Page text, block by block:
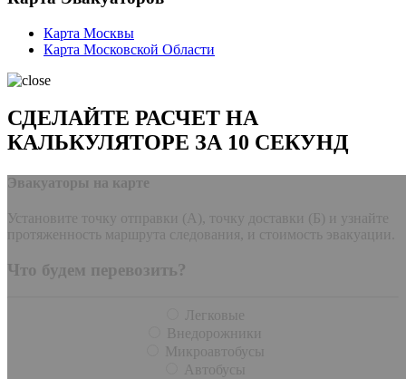
Карта Москвы
Карта Московской Области
СДЕЛАЙТЕ РАСЧЕТ НА
КАЛЬКУЛЯТОРЕ ЗА 10 СЕКУНД
Эвакуаторы на карте
Установите точку отправки (А), точку доставки (Б) и узнайте
протяженность маршрута следования, и стоимость эвакуации.
Что будем перевозить?
Легковые
Внедорожники
Микроавтобусы
Автобусы